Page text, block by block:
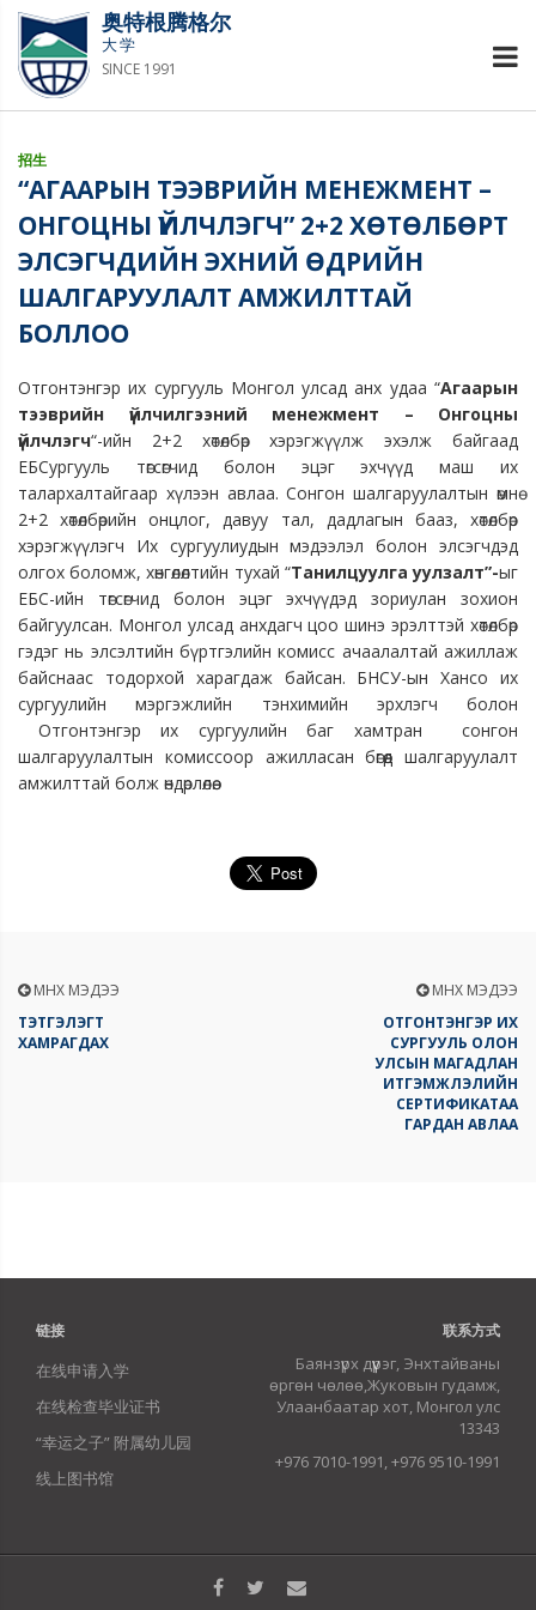
奥特根腾格尔
大学
SINCE 1991
招生
“АГААРЫН ТЭЭВРИЙН МЕНЕЖМЕНТ –
ОНГОЦНЫ ҮЙЛЧЛЭГЧ” 2+2 ХӨТӨЛБӨРТ
ЭЛСЭГЧДИЙН ЭХНИЙ ӨДРИЙН
ШАЛГАРУУЛАЛТ АМЖИЛТТАЙ
БОЛЛОО
Отгонтэнгэр их сургууль Монгол улсад анх удаа “Агаарын
тээврийн үйлчилгээний менежмент – Онгоцны
үйлчлэгч“-ийн 2+2 хөтөлбөр хэрэгжүүлж эхэлж байгаад
ЕБСургууль төгсөгчид болон эцэг эхчүүд маш их
талархалтайгаар хүлээн авлаа. Сонгон шалгаруулалтын өмнө
2+2 хөтөлбөрийн онцлог, давуу тал, дадлагын бааз, хөтөлбөр
хэрэгжүүлэгч Их сургуулиудын мэдээлэл болон элсэгчдэд
олгох боломж, хөнгөлөлтийн тухай “Танилцуулга уулзалт”-ыг
ЕБС-ийн төгсөгчид болон эцэг эхчүүдэд зориулан зохион
байгуулсан. Монгол улсад анхдагч цоо шинэ эрэлттэй хөтөлбөр
гэдэг нь элсэлтийн бүртгэлийн комисс ачаалалтай ажиллаж
байснаас тодорхой харагдаж байсан. БНСУ-ын Хансо их
сургуулийн мэргэжлийн тэнхимийн эрхлэгч болон
Отгонтэнгэр их сургуулийн баг хамтран сонгон
шалгаруулалтын комиссоор ажилласан бөгөөд шалгаруулалт
амжилттай болж өндөрлөлөө.
ӨМНӨХ МЭДЭЭ
ТЭТГЭЛЭГТ
ХАМРАГДАХ
ӨМНӨХ МЭДЭЭ
ОТГОНТЭНГЭР ИХ
СУРГУУЛЬ ОЛОН
УЛСЫН МАГАДЛАН
ИТГЭМЖЛЭЛИЙН
СЕРТИФИКАТАА
ГАРДАН АВЛАА
链接
在线申请入学
在线检查毕业证书
“幸运之子” 附属幼儿园
线上图书馆
联系方式
Баянзүрх дүүрэг, Энхтайваны
өргөн чөлөө,Жуковын гудамж,
Улаанбаатар хот, Монгол улс
13343
+976 7010-1991, +976 9510-1991